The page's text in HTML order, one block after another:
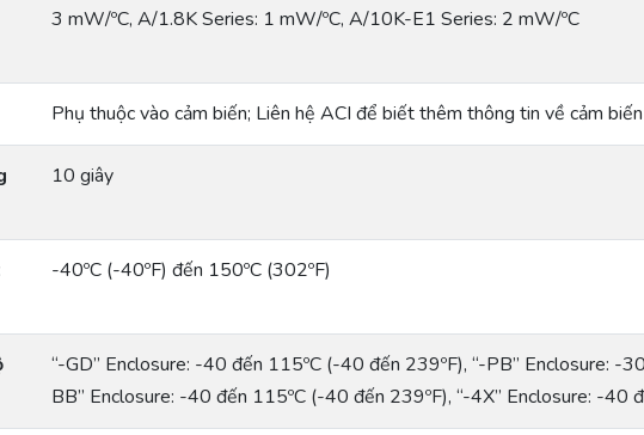
3 mW/ºC, A/1.8K Series: 1 mW/ºC, A/10K-E1 Series: 2 mW/ºC
Phụ thuộc vào cảm biến; Liên hệ ACI để biết thêm thông tin về cảm
10 giây
-40ºC (-40ºF) đến 150ºC (302ºF)
“-GD” Enclosure: -40 đến 115ºC (-40 đến 239ºF), “-PB” Enclosure: -
BB” Enclosure: -40 đến 115ºC (-40 đến 239ºF), “-4X” Enclosure: -40